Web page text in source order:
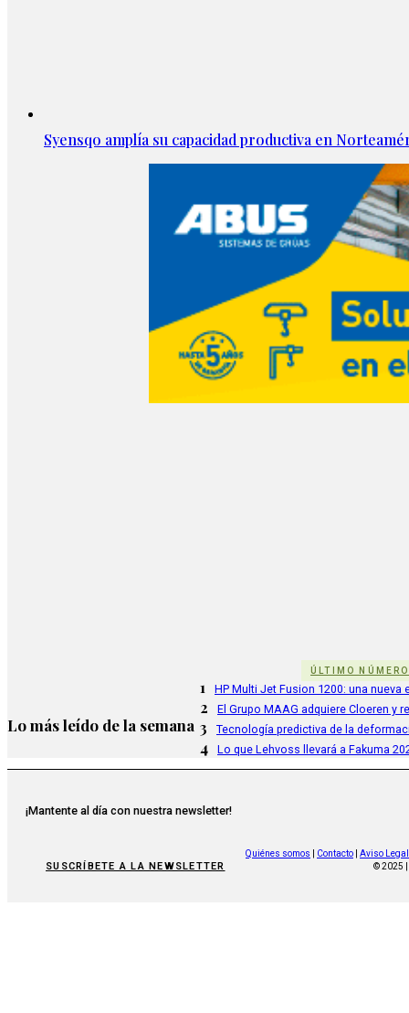
Syensqo amplía su capacidad productiva en
ÚLTIMO NÚMERO
Lo más leído de la semana
1 HP Multi Jet Fusion 1200: una
2 El Grupo MAAG adquiere Cloeren
3 Tecnología predictiva de la
4 Lo que Lehvoss llevará a Fakuma
¡Mantente al día con nuestra newsletter!
SUSCRÍBETE A LA NEWSLETTER
Quiénes somos Contacto
Aviso Legal
© 2025